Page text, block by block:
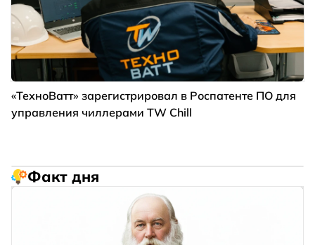
«ТехноВатт» зарегистрировал в Роспатенте ПО для
управления чиллерами TW Chill
Факт дня